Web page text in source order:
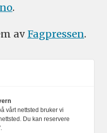
.
av Fagpressen.
Vær Varsom-
presseskikk.
ChatGPT,
vår.
vårt nettsted bruker vi
Du kan reservere